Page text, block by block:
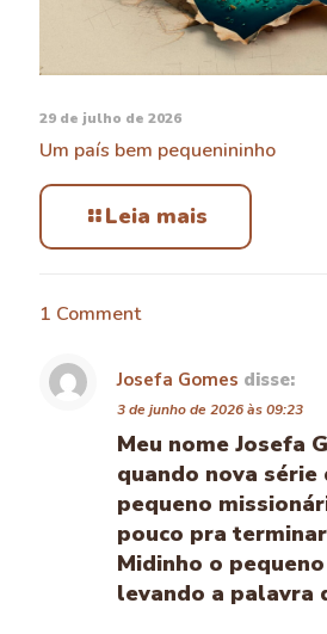
29 de julho de 2026
Um país bem pequenininho
Leia mais
1 Comment
Josefa Gomes disse:
3 de junho de 2026 às 09:23
Meu nome Josefa
quando nova série
pequeno
pouco pra
Midinho o
levando a palavra